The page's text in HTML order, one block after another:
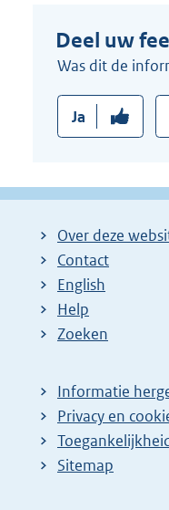
Deel uw
Was dit de
Ja
Over deze
Contact
English
Help
Zoeken
Informatie
Privacy en
Sitemap